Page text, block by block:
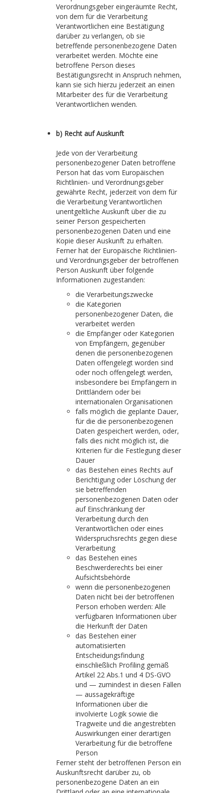
Verordnungsgeber eingeräumte Recht,
von dem für die Verarbeitung
Verantwortlichen eine Bestätigung
darüber zu verlangen, ob sie
betreffende personenbezogene Daten
verarbeitet werden. Möchte eine
betroffene Person dieses
Bestätigungsrecht in Anspruch nehmen,
kann sie sich hierzu jederzeit an einen
Mitarbeiter des für die Verarbeitung
Verantwortlichen wenden.
b) Recht auf Auskunft
Jede von der Verarbeitung
personenbezogener Daten betroffene
Person hat das vom Europäischen
Richtlinien- und Verordnungsgeber
gewährte Recht, jederzeit von dem für
die Verarbeitung Verantwortlichen
unentgeltliche Auskunft über die zu
seiner Person gespeicherten
personenbezogenen Daten und eine
Kopie dieser Auskunft zu erhalten.
Ferner hat der Europäische Richtlinien-
und Verordnungsgeber der betroffenen
Person Auskunft über folgende
Informationen zugestanden:
die Verarbeitungszwecke
die Kategorien
personenbezogener Daten, die
verarbeitet werden
die Empfänger oder Kategorien
von Empfängern, gegenüber
denen die personenbezogenen
Daten offengelegt worden sind
oder noch offengelegt werden,
insbesondere bei Empfängern in
Drittländern oder bei
internationalen Organisationen
falls möglich die geplante Dauer,
für die die personenbezogenen
Daten gespeichert werden, oder,
falls dies nicht möglich ist, die
Kriterien für die Festlegung dieser
Dauer
das Bestehen eines Rechts auf
Berichtigung oder Löschung der
sie betreffenden
personenbezogenen Daten oder
auf Einschränkung der
Verarbeitung durch den
Verantwortlichen oder eines
Widerspruchsrechts gegen diese
Verarbeitung
das Bestehen eines
Beschwerderechts bei einer
Aufsichtsbehörde
wenn die personenbezogenen
Daten nicht bei der betroffenen
Person erhoben werden: Alle
verfügbaren Informationen über
die Herkunft der Daten
das Bestehen einer
automatisierten
Entscheidungsfindung
einschließlich Profiling gemäß
Artikel 22 Abs.1 und 4 DS-GVO
und — zumindest in diesen Fällen
— aussagekräftige
Informationen über die
involvierte Logik sowie die
Tragweite und die angestrebten
Auswirkungen einer derartigen
Verarbeitung für die betroffene
Person
Ferner steht der betroffenen Person ein
Auskunftsrecht darüber zu, ob
personenbezogene Daten an ein